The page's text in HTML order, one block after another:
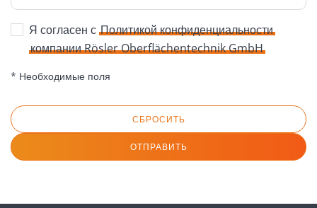
Я согласен с Политикой конфиденциальности
компании Rösler Oberflächentechnik GmbH
* Необходимые поля
СБРОСИТЬ
ОТПРАВИТЬ